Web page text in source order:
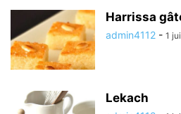
Harrissa
admin4112 - 1
Lekach